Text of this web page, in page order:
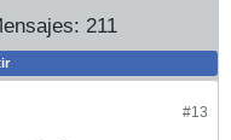
211
#13